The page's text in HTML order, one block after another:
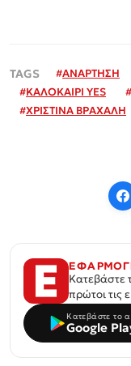
#ΑΝΑΡΤΗΣΗ
#ΚΑΛΟΚΑΙΡΙ YES #
#ΧΡΙΣΤΙΝΑ ΒΡΑΧΑΛΗ
Κατεβάστε
πρώτοι τις
Κατεβάστε το
Google